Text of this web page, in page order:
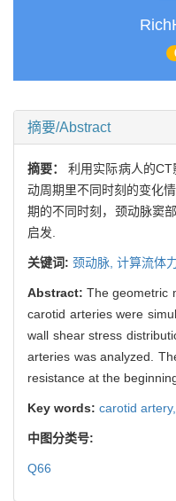
摘要/Abstract
摘要：利用实际病人的
动周期里不同时刻的变化
期的不同时刻，颈动脉窦
启发.
关键词: 颈动脉, 计算流体
Abstract:The geometric
carotid arteries were
wall shear stress
arteries was analyzed.
resistance at the
Key words: carotid artery,
中图分类号:
Q66